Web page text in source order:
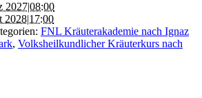
2027|08:00
2028|17:00
FNL Kräuterakademie nach Ignaz
, Volksheilkundlicher Kräuterkurs nach